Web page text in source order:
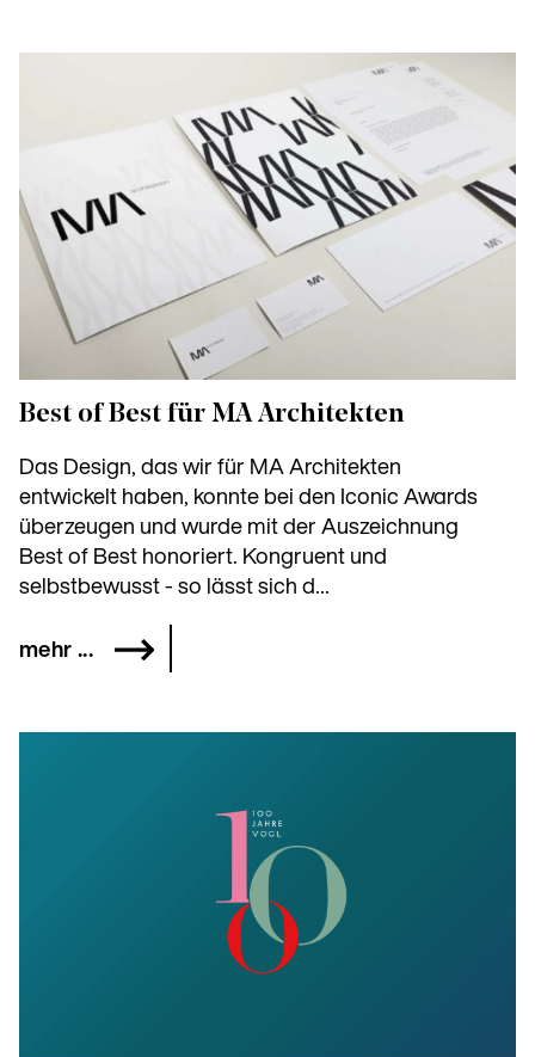
Best of Best für MA Architekten
Das Design, das wir für MA Architekten
entwickelt haben, konnte bei den Iconic Awards
überzeugen und wurde mit der Auszeichnung
Best of Best honoriert. Kongruent und
selbstbewusst - so lässt sich d...
mehr ...